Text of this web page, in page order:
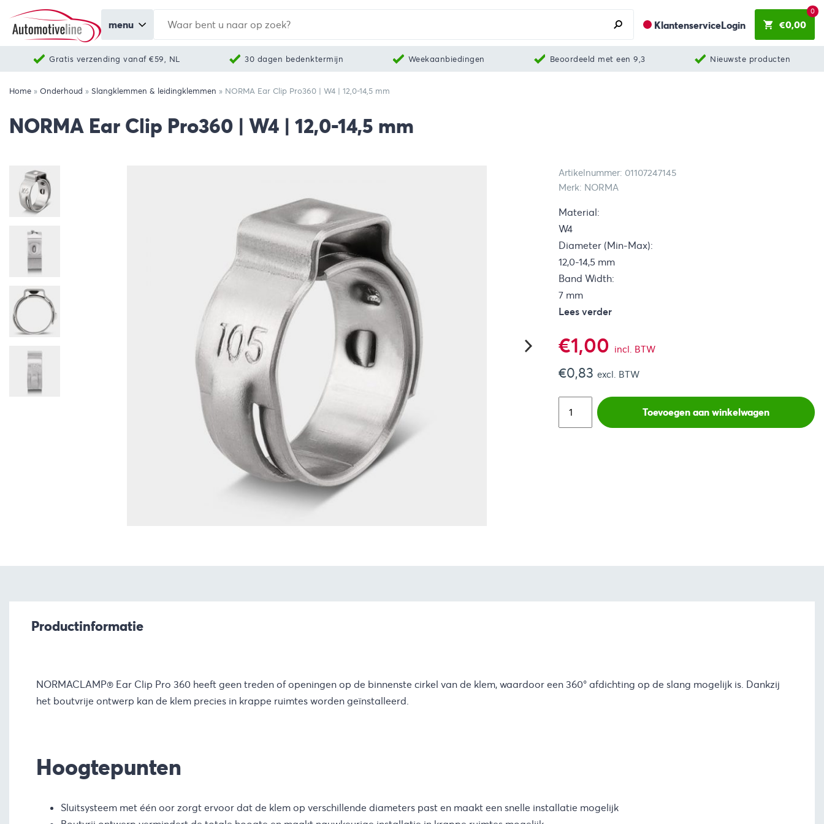
menu KlantenserviceLogin €0,00
0
Gratis verzending vanaf €59, NL 30 dagen bedenktermijn Weekaanbiedingen Beoordeeld met een 9,3 Nieuwste producten
Home » Onderhoud » Slangklemmen & leidingklemmen » NORMA Ear Clip Pro360 | W4 | 12,0-14,5 mm
NORMA Ear Clip Pro360 | W4 | 12,0-14,5 mm
Artikelnummer: 01107247145
Merk: NORMA
Material:
W4
Diameter (Min-Max):
12,0-14,5 mm
Band Width:
7 mm
Lees verder
€1,00 incl. BTW
€0,83 excl. BTW
Toevoegen aan winkelwagen
Productinformatie
NORMACLAMP® Ear Clip Pro 360 heeft geen treden of openingen op de binnenste cirkel van de klem, waardoor een 360° afdichting op de slang mogelijk is. Dankzij
het boutvrije ontwerp kan de klem precies in krappe ruimtes worden geïnstalleerd.
Hoogtepunten
Sluitsysteem met één oor zorgt ervoor dat de klem op verschillende diameters past en maakt een snelle installatie mogelijk